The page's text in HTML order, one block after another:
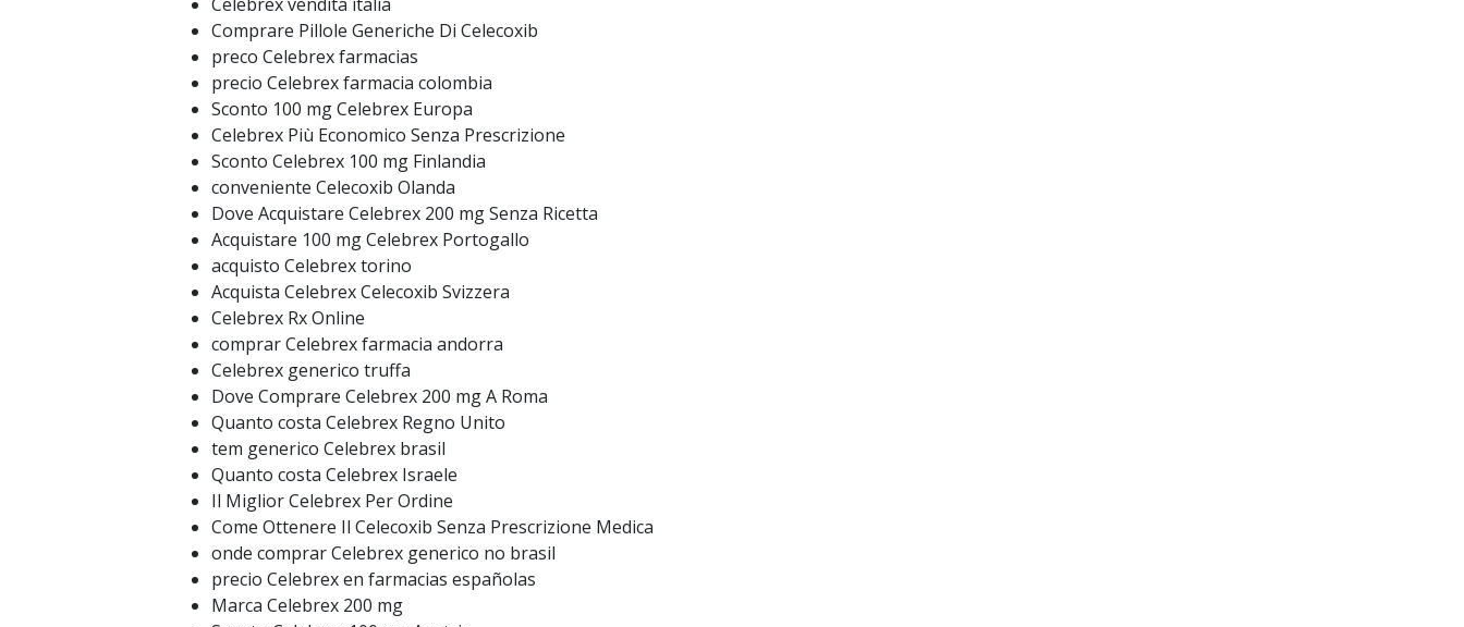
Comprare Pillole Generiche Di Celecoxib
preco Celebrex farmacias
precio Celebrex farmacia colombia
Sconto 100 mg Celebrex Europa
Celebrex Più Economico Senza Prescrizione
Sconto Celebrex 100 mg Finlandia
conveniente Celecoxib Olanda
Dove Acquistare Celebrex 200 mg Senza Ricetta
Acquistare 100 mg Celebrex Portogallo
acquisto Celebrex torino
Acquista Celebrex Celecoxib Svizzera
Celebrex Rx Online
comprar Celebrex farmacia andorra
Celebrex generico truffa
Dove Comprare Celebrex 200 mg A Roma
Quanto costa Celebrex Regno Unito
tem generico Celebrex brasil
Quanto costa Celebrex Israele
Il Miglior Celebrex Per Ordine
Come Ottenere Il Celecoxib Senza Prescrizione Medica
onde comprar Celebrex generico no brasil
precio Celebrex en farmacias españolas
Marca Celebrex 200 mg